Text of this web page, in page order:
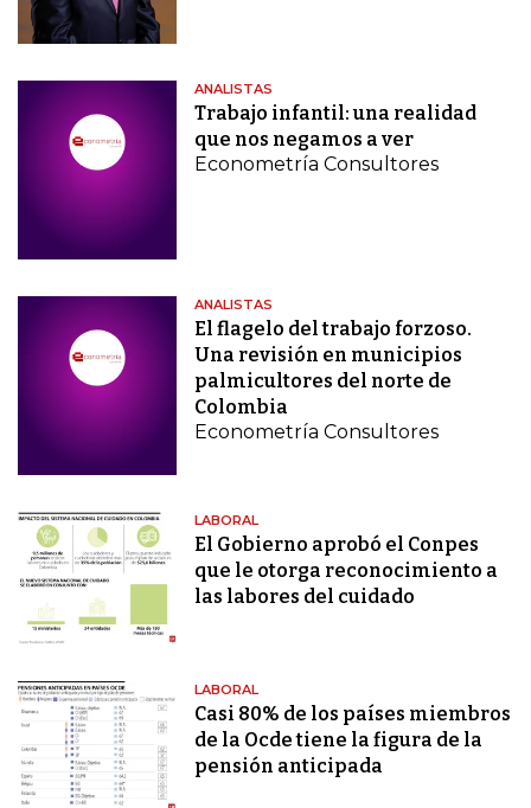
ANALISTAS
Trabajo infantil: una realidad
que nos negamos a ver
Econometría Consultores
ANALISTAS
El flagelo del trabajo forzoso.
Una revisión en municipios
palmicultores del norte de
Colombia
Econometría Consultores
LABORAL
El Gobierno aprobó el Conpes
que le otorga reconocimiento a
las labores del cuidado
LABORAL
Casi 80% de los países miembros
de la Ocde tiene la figura de la
pensión anticipada